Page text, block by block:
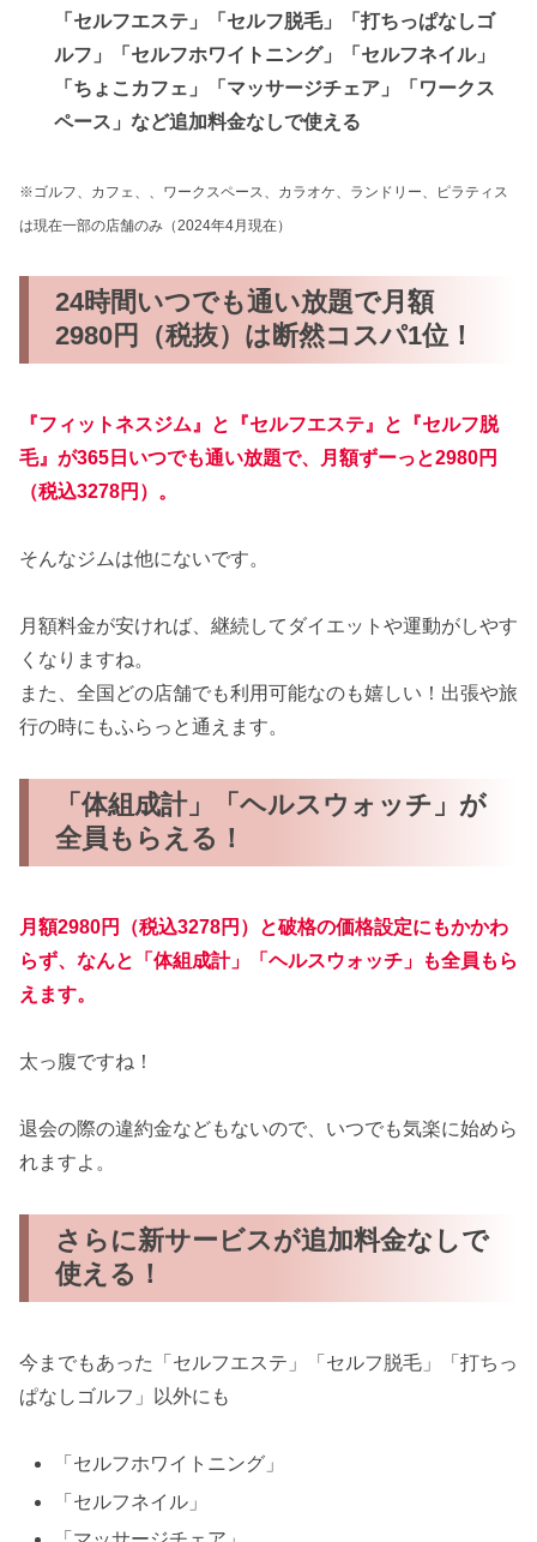
「セルフエステ」「セルフ脱毛」「打ちっぱなしゴ
ルフ」「セルフホワイトニング」「セルフネイル」
「ちょこカフェ」「マッサージチェア」「ワークス
ペース」など追加料金なしで使える
※ゴルフ、カフェ、、ワークスペース、カラオケ、ランドリー、ピラティス
は現在一部の店舗のみ （2024年4月現在）
24時間いつでも通い放題で月額
2980円（税抜）は断然コスパ1位！
『フィットネスジム』と『セルフエステ』と『セルフ脱
毛』が365日いつでも通い放題で、月額ずーっと2980円
（税込3278円）。
そんなジムは他にないです。
月額料金が安ければ、継続してダイエットや運動がしやす
くなりますね。
また、全国どの店舗でも利用可能なのも嬉しい！出張や旅
行の時にもふらっと通えます。
「体組成計」「ヘルスウォッチ」が
全員もらえる！
月額2980円（税込3278円）と破格の価格設定にもかかわ
らず、なんと「体組成計」「ヘルスウォッチ」も全員もら
えます。
太っ腹ですね！
退会の際の違約金などもないので、いつでも気楽に始めら
れますよ。
さらに新サービスが追加料金なしで
使える！
今までもあった「セルフエステ」「セルフ脱毛」「打ちっ
ぱなしゴルフ」以外にも
「セルフホワイトニング」
「セルフネイル」